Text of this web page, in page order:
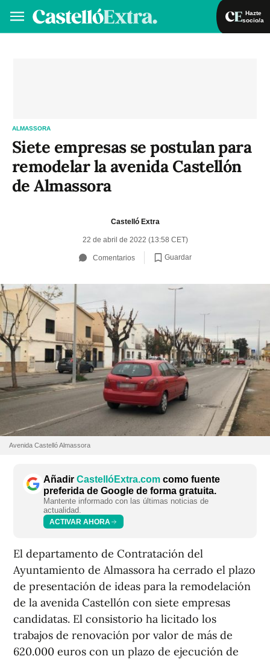
Hazte
socio/a
ALMASSORA
Siete empresas se postulan para
remodelar la avenida Castellón
de Almassora
Castelló Extra
22 de abril de 2022 (13:58 CET)
Comentarios Guardar
Avenida Castelló Almassora
Añadir CastellóExtra.com como fuente
preferida de Google de forma gratuita.
Mantente informado con las últimas noticias de
actualidad.
ACTIVAR AHORA
El departamento de Contratación del
Ayuntamiento de Almassora ha cerrado el plazo
de presentación de ideas para la remodelación
de la avenida Castellón con siete empresas
candidatas. El consistorio ha licitado los
trabajos de renovación por valor de más de
620.000 euros con un plazo de ejecución de